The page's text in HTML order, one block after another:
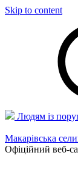
Skip to content
Людям із
Макарівська
Офіційний веб-